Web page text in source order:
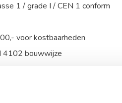
1 / grade I / CEN 1 conform
voor kostbaarheden
4102 bouwwijze
sleutelslot, optioneel te